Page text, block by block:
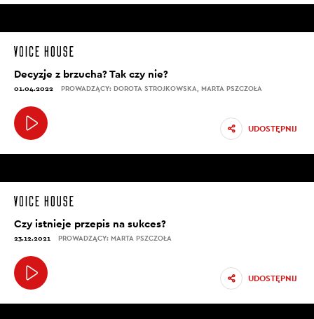
Decyzje z brzucha? Tak czy nie?
01.04.2022 PROWADZĄCY: DOROTA STROJKOWSKA, MARTA PSZCZOŁA
UDOSTĘPNIJ
Czy istnieje przepis na sukces?
23.12.2021 PROWADZĄCY: MARTA PSZCZOŁA
UDOSTĘPNIJ